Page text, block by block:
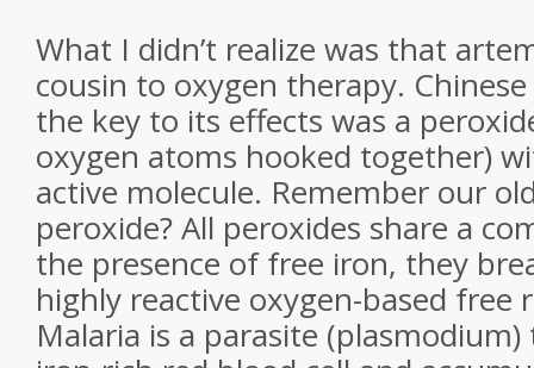
What I didn’t realize was that
cousin to oxygen therapy.
the key to its effects was a
oxygen atoms hooked together)
active molecule. Remember our
peroxide? All peroxides share a
the presence of free iron, they
highly reactive oxygen-based free
Malaria is a parasite